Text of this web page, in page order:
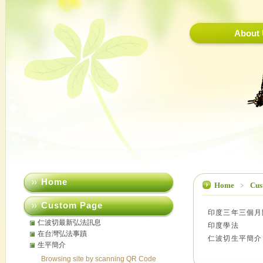
About
Home ﹥
印度三年三個
印度學法
仁波切生平簡介
Home
Custom Page
仁波切最新弘法訊息
在台灣弘法事蹟
生平簡介
Browsing site by scanning QR Code